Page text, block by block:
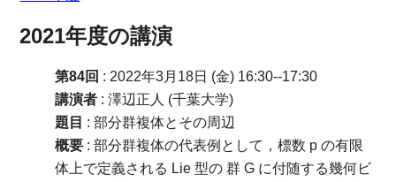
2021年度の講演
第84回 : 2022年3月18日 (金) 16:30--17:30
講演者 : 澤辺正人 (千葉大学)
題目 : 部分群複体とその周辺
概要 : 部分群複体の代表例として，標数 p の有限
体上で定義される Lie 型の 群 G に付随する幾何ビ